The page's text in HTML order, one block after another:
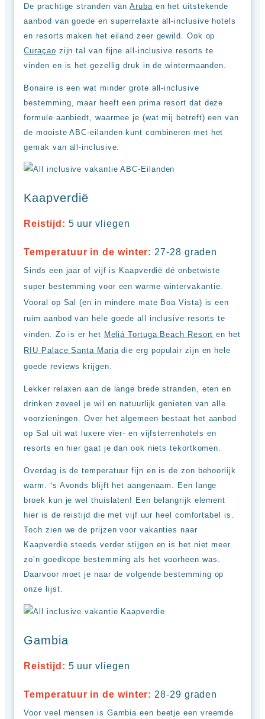
De prachtige stranden vanAruba en het uitstekende
aanbod van goede en superrelaxte all-inclusive hotels
en resorts maken het eiland zeer gewild. Ook op
Curaçao zijn tal van fijne all-inclusive resorts te
vinden en is het gezellig druk in de wintermaanden.
Bonaire is een wat minder grote all-inclusive
bestemming, maar heeft een prima resort dat deze
formule aanbiedt, waarmee je (wat mij betreft) een van
de mooiste ABC-eilanden kunt combineren met het
gemak van all-inclusive.
Kaapverdië
Reistijd: 5 uur vliegen
Temperatuur in de winter: 27-28 graden
Sinds een jaar of vijf is Kaapverdië dé onbetwiste
super bestemming voor een warme wintervakantie.
Vooral op Sal (en in mindere mate Boa Vista) is een
ruim aanbod van hele goede all inclusive resorts te
vinden. Zo is er het Meliá Tortuga Beach Resort en het
RIU Palace Santa Mariadie erg populair zijn en hele
goede reviews krijgen.
Lekker relaxen aan de lange brede stranden, eten en
drinken zoveel je wil en natuurlijk genieten van alle
voorzieningen. Over het algemeen bestaat het aanbod
op Sal uit wat luxere vier- en vijfsterrenhotels en
resorts en hier gaat je dan ook niets tekortkomen.
Overdag is de temperatuur fijn en is de zon behoorlijk
warm. ‘s Avonds blijft het aangenaam. Een lange
broek kun je wel thuislaten! Een belangrijk element
hier is de reistijd die met vijf uur heel comfortabel is.
Toch zien we de prijzen voor vakanties naar
Kaapverdië steeds verder stijgen en is het niet meer
zo’n goedkope bestemming als het voorheen was.
Daarvoor moet je naar de volgende bestemming op
onze lijst.
Gambia
Reistijd: 5 uur vliegen
Temperatuur in de winter: 28-29 graden
Voor veel mensen is Gambia een beetje een vreemde